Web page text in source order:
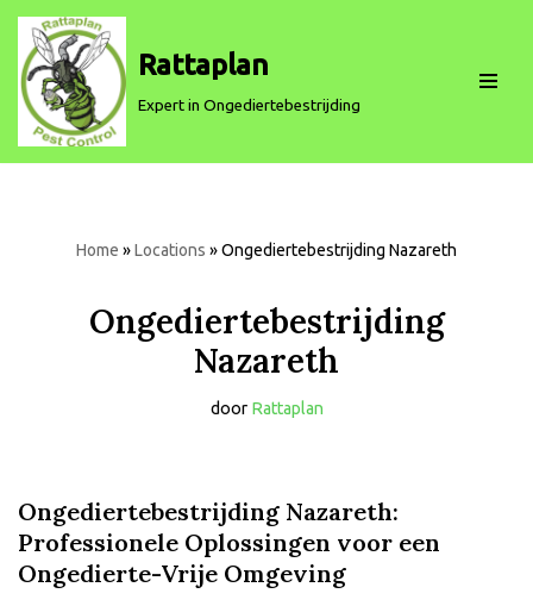
Spring
naar
de
inhoud
Rattaplan
Expert in Ongediertebestrijding
Home »Locations »Ongediertebestrijding Nazareth
Ongediertebestrijding
Nazareth
door Rattaplan
Ongediertebestrijding Nazareth:
Professionele Oplossingen voor een
Ongedierte-Vrije Omgeving